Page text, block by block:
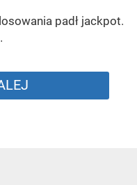
padł jackpot.